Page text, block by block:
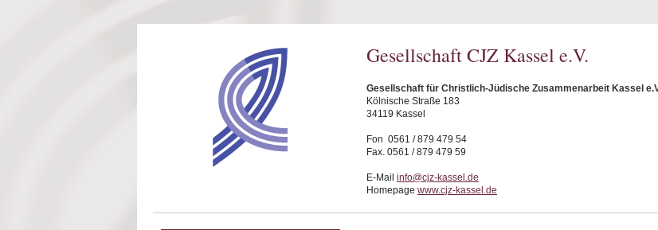
Gesellschaft CJZ Kassel e.V.
Gesellschaft für Christlich-Jüdische Zusammenarbeit Kassel
Kölnische Straße 183
34119 Kassel
Fon 0561 / 879 479 54
Fax. 0561 / 879 479 59
E-Mail info@cjz-kassel.de
Homepage www.cjz-kassel.de